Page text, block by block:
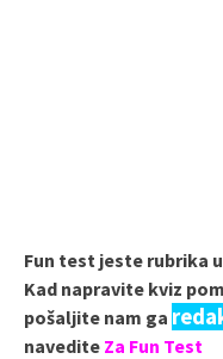
Fun test jeste rubrika
Kad napravite kviz
pošaljite nam ga
navedite Za Fun Test